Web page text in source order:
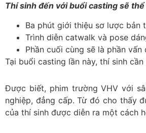
Thí sinh đến với buổi casting sẽ
Ba phút giới thiệu sơ lược bản
Trình diễn catwalk và pose
Phần cuối cùng sẽ là phần
Tại buổi casting lần này, thí sinh
Được biết, phim trường VHV với
nghiệp, đẳng cấp. Từ đó cho thấy
của thí sinh được diễn ra một cách